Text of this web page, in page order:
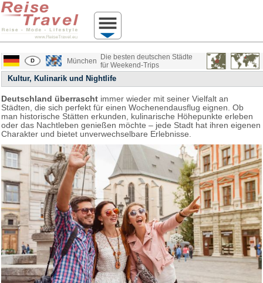
München
Die besten deutschen Städte
für Weekend-Trips
Kultur, Kulinarik und Nightlife
Deutschland überrascht immer wieder mit seiner Vielfalt an
Städten, die sich perfekt für einen Wochenendausflug eignen. Ob
man historische Stätten erkunden, kulinarische Höhepunkte erleben
oder das Nachtleben genießen möchte – jede Stadt hat ihren eigenen
Charakter und bietet unverwechselbare Erlebnisse.